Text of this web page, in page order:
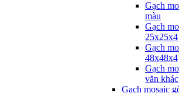
Gạch
màu
Gạch
25x25x4
Gạch
48x48x4
Gạch
văn khác
Gạch mosaic